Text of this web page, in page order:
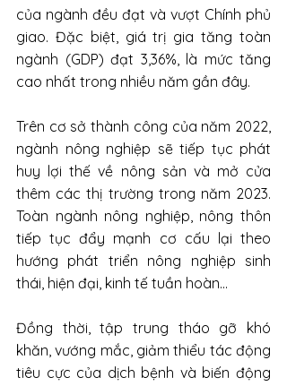
của ngành đều đạt và vượt Chính phủ
giao. Đặc biệt, giá trị gia tăng toàn
ngành (GDP) đạt 3,36%, là mức tăng
cao nhất trong nhiều năm gần đây.
Trên cơ sở thành công của năm 2022,
ngành nông nghiệp sẽ tiếp tục phát
huy lợi thế về nông sản và mở cửa
thêm các thị trường trong năm 2023.
Toàn ngành nông nghiệp, nông thôn
tiếp tục đẩy mạnh cơ cấu lại theo
hướng phát triển nông nghiệp sinh
thái, hiện đại, kinh tế tuần hoàn...
Đồng thời, tập trung tháo gỡ khó
khăn, vướng mắc, giảm thiểu tác động
tiêu cực của dịch bệnh và biến động